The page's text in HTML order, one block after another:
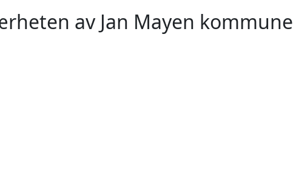
av Jan Mayen kommune